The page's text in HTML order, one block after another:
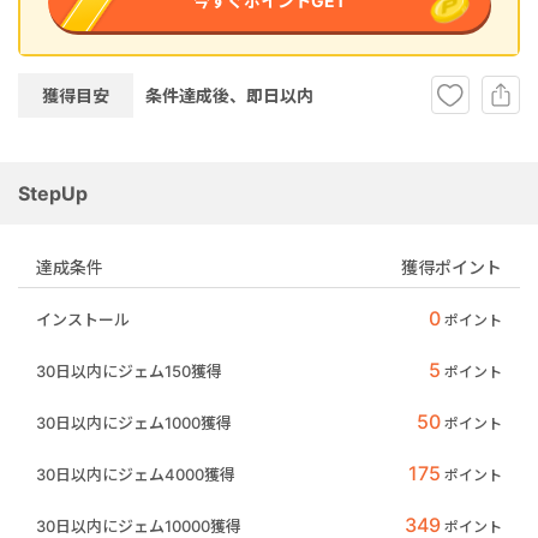
獲得目安 条件達成後、即日以内
StepUp
達成条件 獲得ポイント
インストール 0 ポイント
30日以内にジェム150獲得 5 ポイント
30日以内にジェム1000獲得 50 ポイント
30日以内にジェム4000獲得 175 ポイント
30日以内にジェム10000獲得 349 ポイント